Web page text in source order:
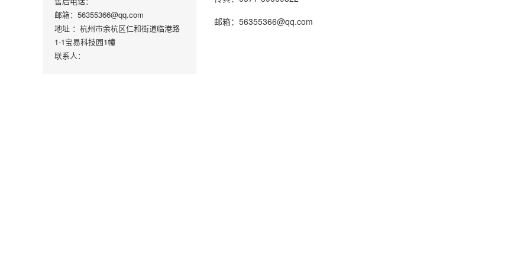
邮箱：56355366@qq.com
地址 ：杭州市余杭区仁和街道临港路
1-1宝易科技园1幢
联系人：
邮箱：56355366@qq.com